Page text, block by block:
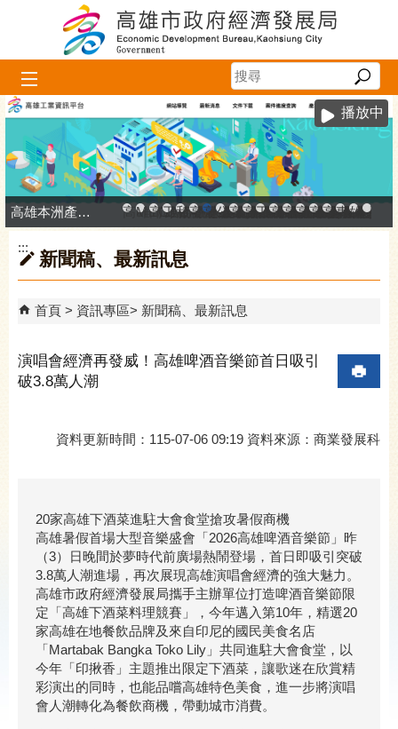
跳到主要內容區塊
播放中
高雄市政府中小企業升級輔導網站
MEGABAY大港創艦
高雄金融科技創新園區
工廠登記線上申辦系統
和發產業園區
高雄工業資訊平台
高雄本洲產業園區服務中心
公司、商業登記主題網
高雄市友善商家
高雄市政府經濟發展局-
工業管線防災教育資
高雄市綠能管理資
高雄市綠能管理
高雄淨零商轉
高雄招商網
高雄會展網
專刊『雄
雄心高
「我
高雄本洲產業園區服務中心
:::
新聞稿、最新訊息
首頁 資訊專區 新聞稿、最新訊息
演唱會經濟再發威！高雄啤酒音樂節首日吸引
破3.8萬人潮
資料更新時間：115-07-06 09:19 資料來源：商業發展科
20家高雄下酒菜進駐大會食堂搶攻暑假商機
高雄暑假首場大型音樂盛會「2026高雄啤酒音樂節」昨
（3）日晚間於夢時代前廣場熱鬧登場，首日即吸引突破
3.8萬人潮進場，再次展現高雄演唱會經濟的強大魅力。
高雄市政府經濟發展局攜手主辦單位打造啤酒音樂節限
定「高雄下酒菜料理競賽」，今年邁入第10年，精選20
家高雄在地餐飲品牌及來自印尼的國民美食名店
「Martabak Bangka Toko Lily」共同進駐大會食堂，以
今年「印揪香」主題推出限定下酒菜，讓歌迷在欣賞精
彩演出的同時，也能品嚐高雄特色美食，進一步將演唱
會人潮轉化為餐飲商機，帶動城市消費。